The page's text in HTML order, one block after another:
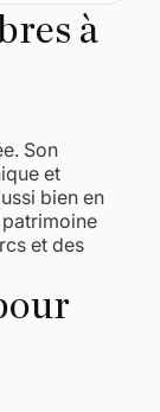
à
Son
et
bien en
patrimoine
et des